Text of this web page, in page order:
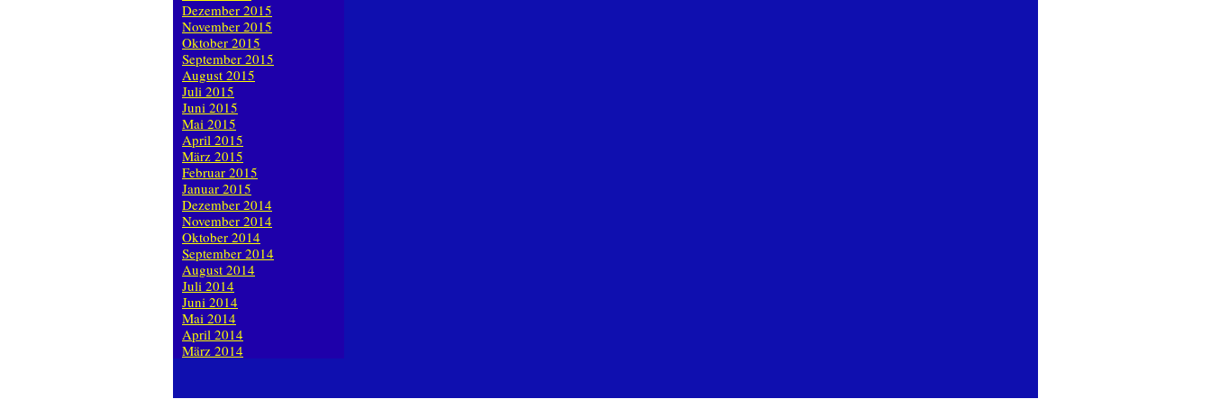
Dezember 2015
November 2015
Oktober 2015
September 2015
August 2015
Juli 2015
Juni 2015
Mai 2015
April 2015
März 2015
Februar 2015
Januar 2015
Dezember 2014
November 2014
Oktober 2014
September 2014
August 2014
Juli 2014
Juni 2014
Mai 2014
April 2014
März 2014